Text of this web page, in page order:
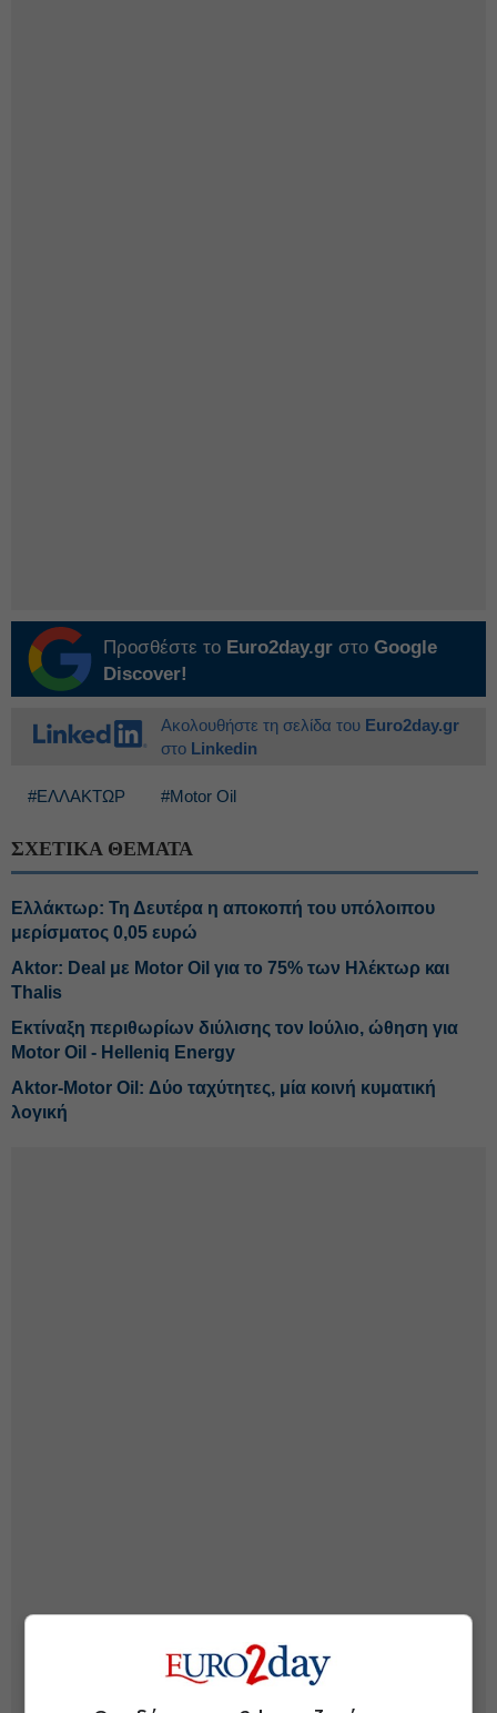
Προσθέστε το Euro2day.gr στο Google
Discover!
Ακολουθήστε τη σελίδα του Euro2day.gr
στο Linkedin
#ΕΛΛΑΚΤΩΡ #Motor Oil
ΣΧΕΤΙΚΑ ΘΕΜΑΤΑ
Ελλάκτωρ: Τη Δευτέρα η αποκοπή του υπόλοιπου
μερίσματος 0,05 ευρώ
Aktor: Deal με Motor Oil για το 75% των Ηλέκτωρ και
Thalis
Εκτίναξη περιθωρίων διύλισης τον Ιούλιο, ώθηση για
Motor Oil - Helleniq Energy
Αktor-Motor Oil: Δύο ταχύτητες, μία κοινή κυματική
λογική